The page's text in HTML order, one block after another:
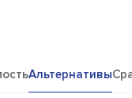
Альтернативы